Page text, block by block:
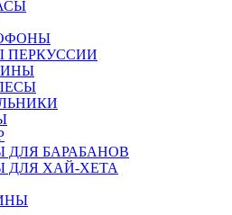
ПЕРКУССИИ
ДЛЯ БАРАБАНОВ
ДЛЯ ХАЙ-ХЕТА